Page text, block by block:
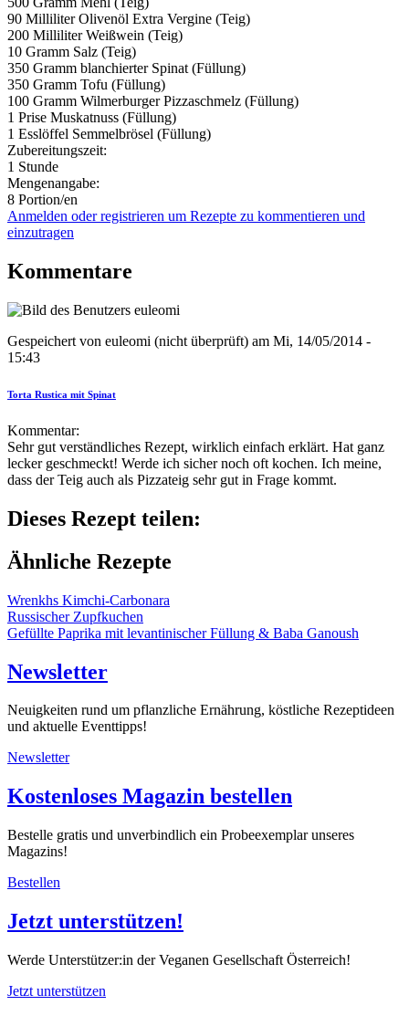
90 Milliliter Olivenöl Extra Vergine (Teig)
200 Milliliter Weißwein (Teig)
10 Gramm Salz (Teig)
350 Gramm blanchierter Spinat (Füllung)
350 Gramm Tofu (Füllung)
100 Gramm Wilmerburger Pizzaschmelz (Füllung)
1 Prise Muskatnuss (Füllung)
1 Esslöffel Semmelbrösel (Füllung)
Zubereitungszeit:
1 Stunde
Mengenangabe:
8 Portion/en
Anmelden oder registrieren um Rezepte zu kommentieren und
einzutragen
Kommentare
Gespeichert von euleomi (nicht überprüft) am Mi, 14/05/2014 -
15:43
Torta Rustica mit Spinat
Kommentar:
Sehr gut verständliches Rezept, wirklich einfach erklärt. Hat ganz
lecker geschmeckt! Werde ich sicher noch oft kochen. Ich meine,
dass der Teig auch als Pizzateig sehr gut in Frage kommt.
Dieses Rezept teilen:
Ähnliche Rezepte
Wrenkhs Kimchi-Carbonara
Russischer Zupfkuchen
Gefüllte Paprika mit levantinischer Füllung & Baba Ganoush
Newsletter
Neuigkeiten rund um pflanzliche Ernährung, köstliche Rezeptideen
und aktuelle Eventtipps!
Newsletter
Kostenloses Magazin bestellen
Bestelle gratis und unverbindlich ein Probeexemplar unseres
Magazins!
Bestellen
Jetzt unterstützen!
Werde Unterstützer:in der Veganen Gesellschaft Österreich!
Jetzt unterstützen